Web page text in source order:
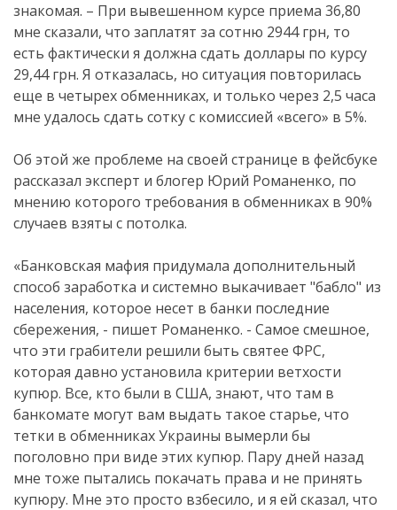
знакомая. – При вывешенном курсе приема 36,80
мне сказали, что заплатят за сотню 2944 грн, то
есть фактически я должна сдать доллары по курсу
29,44 грн. Я отказалась, но ситуация повторилась
еще в четырех обменниках, и только через 2,5 часа
мне удалось сдать сотку с комиссией «всего» в 5%.
Об этой же проблеме на своей странице в фейсбуке
рассказал эксперт и блогер Юрий Романенко, по
мнению которого требования в обменниках в 90%
случаев взяты с потолка.
«Банковская мафия придумала дополнительный
способ заработка и системно выкачивает "бабло" из
населения, которое несет в банки последние
сбережения, - пишет Романенко. - Самое смешное,
что эти грабители решили быть святее ФРС,
которая давно установила критерии ветхости
купюр. Все, кто были в США, знают, что там в
банкомате могут вам выдать такое старье, что
тетки в обменниках Украины вымерли бы
поголовно при виде этих купюр. Пару дней назад
мне тоже пытались покачать права и не принять
купюру. Мне это просто взбесило, и я ей сказал, что